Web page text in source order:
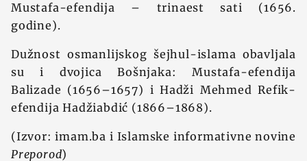
Mustafa-efendija – trinaest sati (1656.
godine).
Dužnost osmanlijskog šejhul-islama obavljala
su i dvojica Bošnjaka: Mustafa-efendija
Balizade (1656–1657) i Hadži Mehmed Refik-
efendija Hadžiabdić (1866–1868).
(Izvor: imam.ba i Islamske informativne novine
Preporod)